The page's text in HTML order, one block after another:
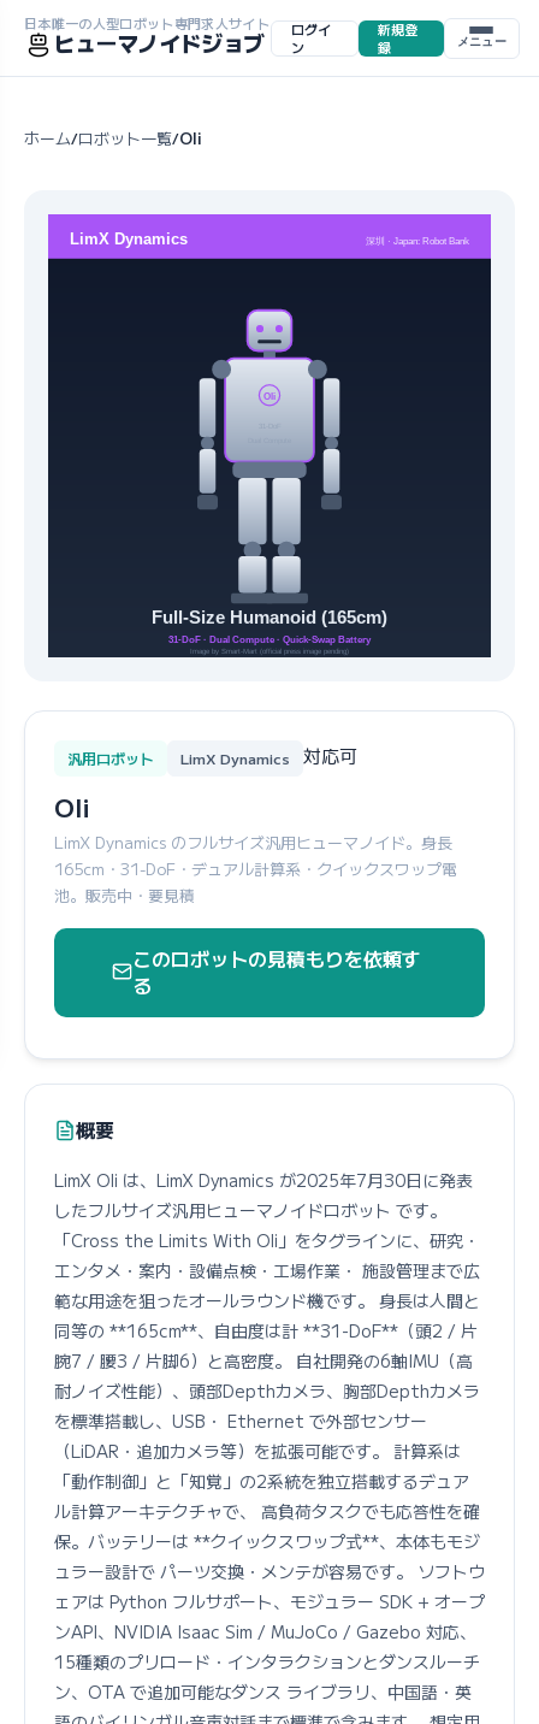
日本唯一の人型ロボット専門求人サイト
ヒューマノイドジョブ
ログイ
ン
新規登
録
メニュー
ホーム/ロボット一覧/Oli
汎用ロボット LimX Dynamics 対応可
Oli
LimX Dynamics のフルサイズ汎用ヒューマノイド。身長
165cm・31-DoF・デュアル計算系・クイックスワップ電
池。販売中・要見積
このロボットの見積もりを依頼す
る
概要
LimX Oli は、LimX Dynamics が2025年7月30日に発表
したフルサイズ汎用ヒューマノイドロボット です。
「Cross the Limits With Oli」をタグラインに、研究・
エンタメ・案内・設備点検・工場作業・ 施設管理まで広
範な用途を狙ったオールラウンド機です。 身長は人間と
同等の **165cm**、自由度は計 **31-DoF**（頭2 / 片
腕7 / 腰3 / 片脚6）と高密度。 自社開発の6軸IMU（高
耐ノイズ性能）、頭部Depthカメラ、胸部Depthカメラ
を標準搭載し、USB・ Ethernet で外部センサー
（LiDAR・追加カメラ等）を拡張可能です。 計算系は
「動作制御」と「知覚」の2系統を独立搭載するデュア
ル計算アーキテクチャで、 高負荷タスクでも応答性を確
保。バッテリーは **クイックスワップ式**、本体もモジ
ュラー設計で パーツ交換・メンテが容易です。 ソフトウ
ェアは Python フルサポート、モジュラー SDK + オープ
ンAPI、NVIDIA Isaac Sim / MuJoCo / Gazebo 対応、
15種類のプリロード・インタラクションとダンスルーチ
ン、OTA で追加可能なダンス ライブラリ、中国語・英